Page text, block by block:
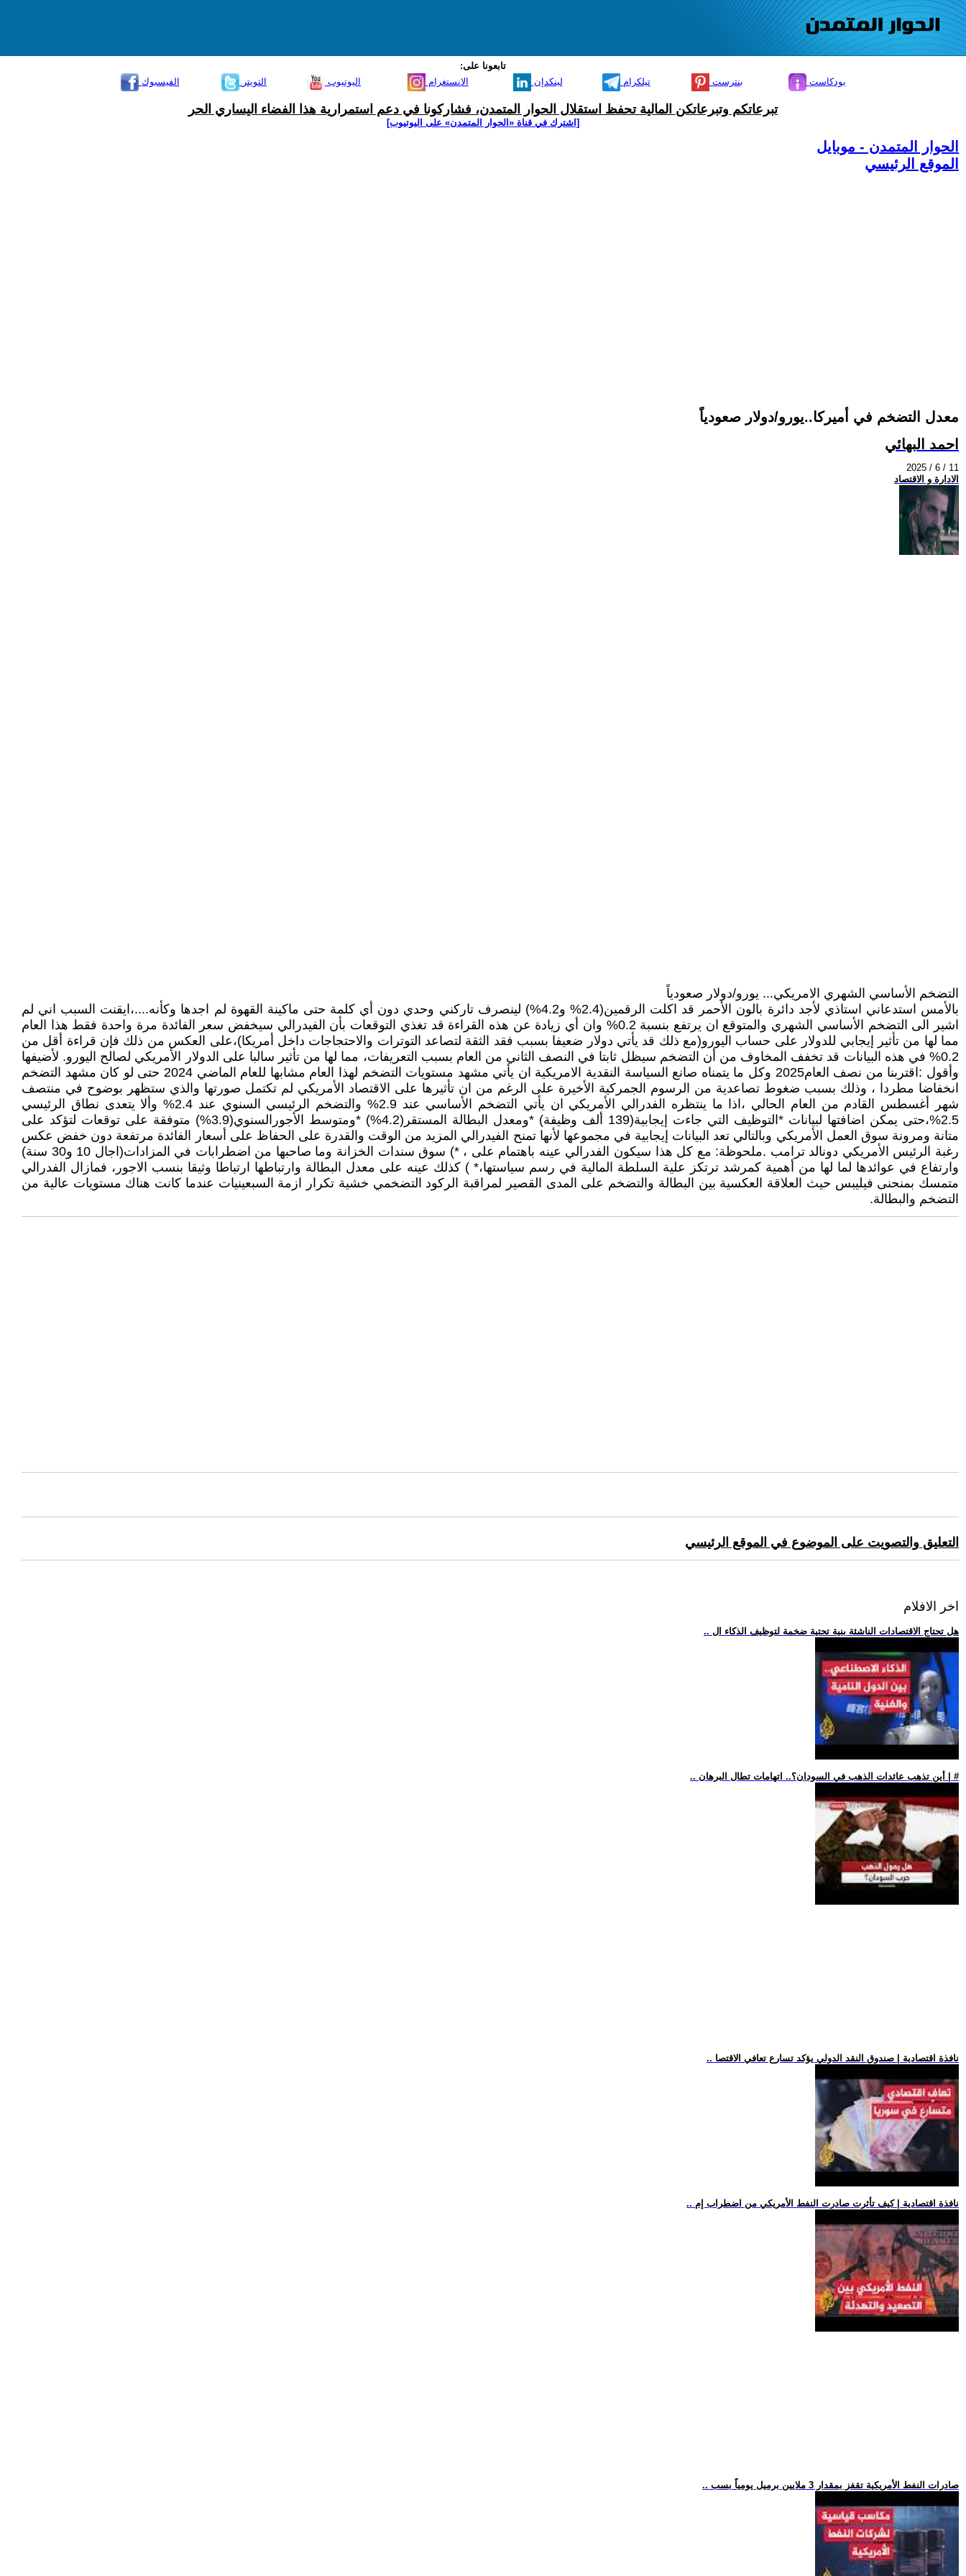
تابعونا على:
الفيسبوك
التويتر اليوتيوب الانستغرام لينكدإن تيلكرام بنترست بودكاست
تبرعاتكم وتبرعاتكن المالية تحفظ استقلال الحوار المتمدن، فشاركونا في دعم استمرارية هذا الفضاء اليساري الحر
[اشترك في قناة ‫«الحوار المتمدن» على اليوتيوب]
الحوار المتمدن - موبايل
الموقع الرئيسي
معدل التضخم في أميركا..يورو/دولار صعودياً
احمد البهائي
2025 / 6 / 11
الادارة و الاقتصاد
التضخم الأساسي الشهري الامريكي... يورو/دولار صعودياً
بالأمس استدعاني استاذي لأجد دائرة بالون الأحمر قد اكلت الرقمين(2.4% و4.2%) لينصرف تاركني وحدي دون أي كلمة حتى ماكينة القهوة لم اجدها وكأنه....،ايقنت السبب اني لم
اشير الى التضخم الأساسي الشهري والمتوقع ان يرتفع بنسبة 0.2% وان أي زيادة عن هذه القراءة قد تغذي التوقعات بأن الفيدرالي سيخفض سعر الفائدة مرة واحدة فقط هذا العام
مما لها من تأثير إيجابي للدولار على حساب اليورو(مع ذلك قد يأتي دولار ضعيفا بسبب فقد الثقة لتصاعد التوترات والاحتجاجات داخل أمريكا)،على العكس من ذلك فإن قراءة أقل من
0.2% في هذه البيانات قد تخفف المخاوف من أن التضخم سيظل ثابتا في النصف الثاني من العام بسبب التعريفات، مما لها من تأثير سالبا على الدولار الأمريكي لصالح اليورو. لأضيفها
وأقول :اقتربنا من نصف العام2025 وكل ما يتمناه صانع السياسة النقدية الامريكية ان يأتي مشهد مستويات التضخم لهذا العام مشابها للعام الماضي 2024 حتى لو كان مشهد التضخم
انخفاضا مطردا ، وذلك بسبب ضغوط تصاعدية من الرسوم الجمركية الأخيرة على الرغم من ان تأثيرها على الاقتصاد الأمريكي لم تكتمل صورتها والذي ستظهر بوضوح في منتصف
شهر أغسطس القادم من العام الحالي ،اذا ما ينتظره الفدرالي الأمريكي ان يأتي التضخم الأساسي عند 2.9% والتضخم الرئيسي السنوي عند 2.4% وألا يتعدى نطاق الرئيسي
2.5%،حتى يمكن اضافتها لبيانات *التوظيف التي جاءت إيجابية(139 ألف وظيفة) *ومعدل البطالة المستقر(4.2%) *ومتوسط الأجورالسنوي(3.9%) متوفقة على توقعات لتؤكد على
متانة ومرونة سوق العمل الأمريكي وبالتالي تعد البيانات إيجابية في مجموعها لأنها تمنح الفيدرالي المزيد من الوقت والقدرة على الحفاظ على أسعار الفائدة مرتفعة دون خفض عكس
رغبة الرئيس الأمريكي دونالد ترامب .ملحوظة: مع كل هذا سيكون الفدرالي عينه باهتمام على ، *) سوق سندات الخزانة وما صاحبها من اضطرابات في المزادات(اجال 10 و30 سنة)
وارتفاع في عوائدها لما لها من أهمية كمرشد ترتكز علية السلطة المالية في رسم سياستها،* ) كذلك عينه على معدل البطالة وارتباطها ارتباطا وثيقا بنسب الاجور، فمازال الفدرالي
متمسك بمنحنى فيليبس حيث العلاقة العكسية بين البطالة والتضخم على المدى القصير لمراقبة الركود التضخمي خشية تكرار ازمة السبعينيات عندما كانت هناك مستويات عالية من
التضخم والبطالة.
التعليق والتصويت على الموضوع في الموقع الرئيسي
اخر الافلام
.. هل تحتاج الاقتصادات الناشئة بنية تحتية ضخمة لتوظيف الذكاء ال
.. أين تذهب عائدات الذهب في السودان؟.. اتهامات تطال البرهان | #
.. نافذة اقتصادية | صندوق النقد الدولي يؤكد تسارع تعافي الاقتصا
.. نافذة اقتصادية | كيف تأثرت صادرت النفط الأمريكي من اضطراب إم
.. صادرات النفط الأمريكية تقفز بمقدار 3 ملايين برميل يومياً بسب